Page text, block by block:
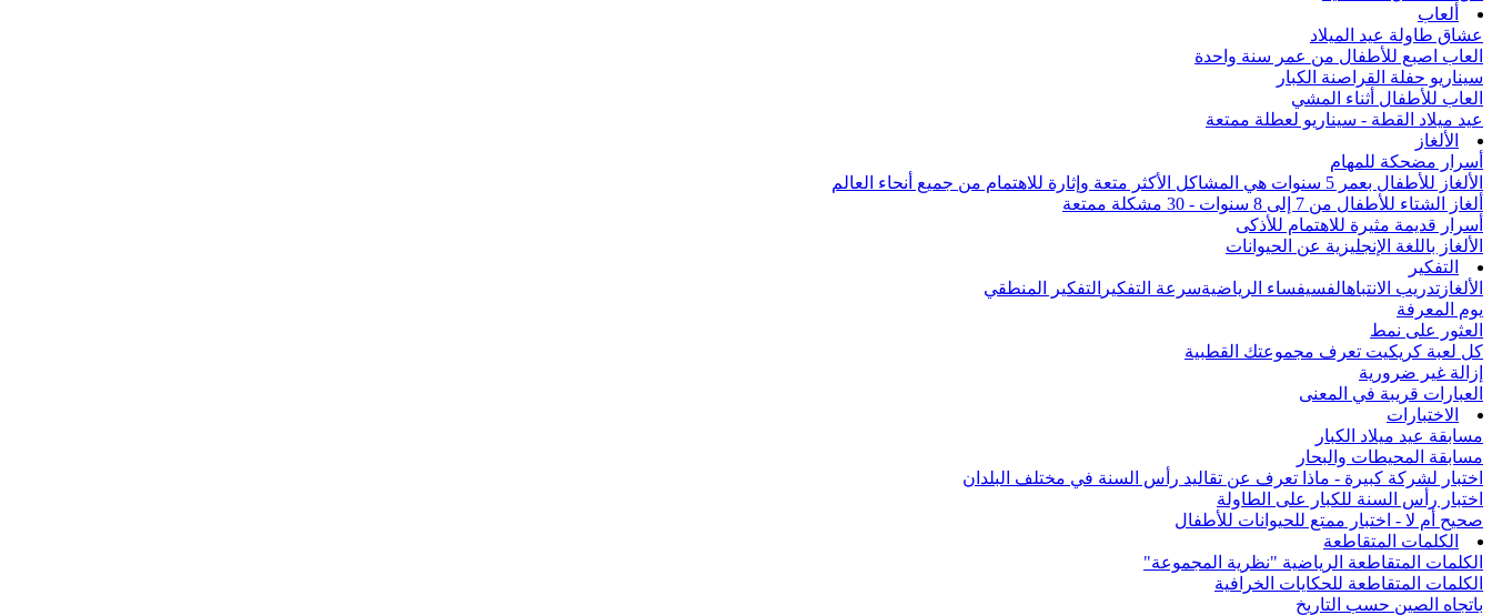
ألعاب
عشاق طاولة عيد الميلاد
العاب اصبع للأطفال من عمر سنة واحدة
سيناريو حفلة القراصنة الكبار
العاب للأطفال أثناء المشي
عيد ميلاد القطة - سيناريو لعطلة ممتعة
الألغاز
أسرار مضحكة للمهام
الألغاز للأطفال بعمر 5 سنوات هي المشاكل الأكثر متعة وإثارة للاهتمام من جميع أنحاء العالم
ألغاز الشتاء للأطفال من 7 إلى 8 سنوات - 30 مشكلة ممتعة
أسرار قديمة مثيرة للاهتمام للأذكى
الألغاز باللغة الإنجليزية عن الحيوانات
التفكير
الألغاز تدريب الانتباهالفسيفساء الرياضيةسرعة التفكير التفكير المنطقي
يوم المعرفة
العثور على نمط
كل لعبة كريكيت تعرف مجموعتك القطبية
إزالة غير ضرورية
العبارات قريبة في المعنى
الاختبارات
مسابقة عيد ميلاد الكبار
مسابقة المحيطات والبحار
اختبار لشركة كبيرة - ماذا تعرف عن تقاليد رأس السنة في مختلف البلدان
اختبار رأس السنة للكبار على الطاولة
صحيح أم لا - اختبار ممتع للحيوانات للأطفال
الكلمات المتقاطعة
الكلمات المتقاطعة الرياضية "نظرية المجموعة"
الكلمات المتقاطعة للحكايات الخرافية
باتجاه الصين حسب التاريخ